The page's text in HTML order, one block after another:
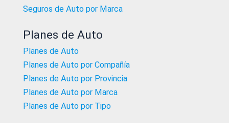
Seguros de Auto por Marca
Planes de Auto
Planes de Auto
Planes de Auto por Compañía
Planes de Auto por Provincia
Planes de Auto por Marca
Planes de Auto por Tipo